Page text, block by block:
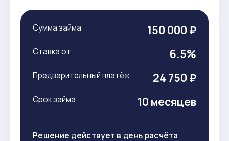
Сумма займа 150 000 ₽
Ставка от 6.5%
Предварительный платёж 24 750 ₽
Срок займа 10 месяцев
Решение действует в день расчёта